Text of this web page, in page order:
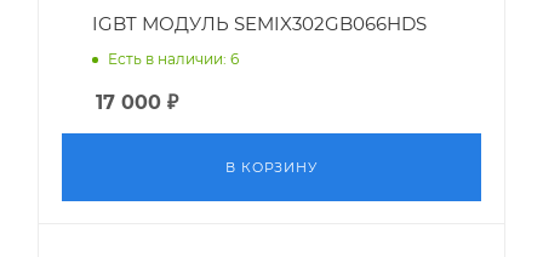
IGBT МОДУЛЬ SEMIX302GB066HDS
Есть в наличии: 6
17 000 ₽
В КОРЗИНУ